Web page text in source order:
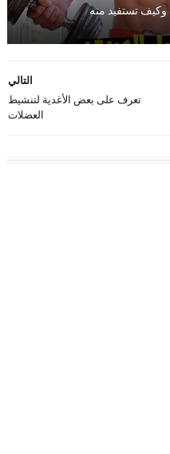
تستفيد منه
التالي
تعرف على بعض الأغدية لتنشيط
العضلات